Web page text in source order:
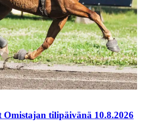
tilipäivänä 10.8.2026